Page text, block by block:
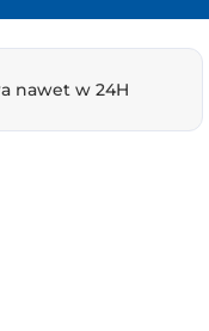
nawet w 24H